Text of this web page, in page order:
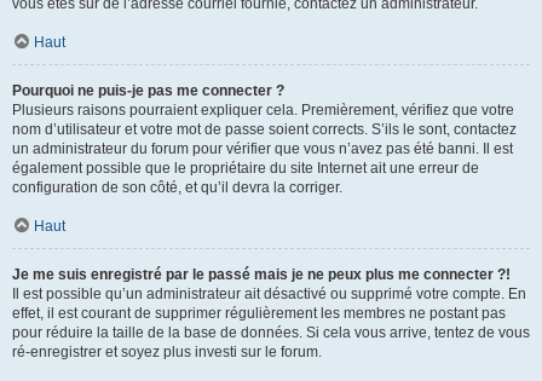
vous êtes sûr de l’adresse courriel fournie, contactez un administrateur.
Haut
Pourquoi ne puis-je pas me connecter ?
Plusieurs raisons pourraient expliquer cela. Premièrement, vérifiez que votre
nom d’utilisateur et votre mot de passe soient corrects. S’ils le sont, contactez
un administrateur du forum pour vérifier que vous n’avez pas été banni. Il est
également possible que le propriétaire du site Internet ait une erreur de
configuration de son côté, et qu’il devra la corriger.
Haut
Je me suis enregistré par le passé mais je ne peux plus me connecter ?!
Il est possible qu’un administrateur ait désactivé ou supprimé votre compte. En
effet, il est courant de supprimer régulièrement les membres ne postant pas
pour réduire la taille de la base de données. Si cela vous arrive, tentez de vous
ré-enregistrer et soyez plus investi sur le forum.